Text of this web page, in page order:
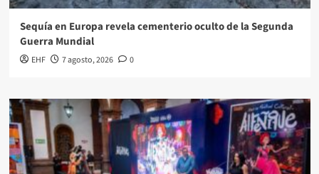
Sequía en Europa revela cementerio oculto de la Segunda
Guerra Mundial
EHF 7 agosto, 2026 0